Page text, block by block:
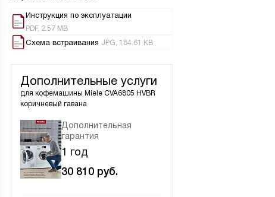
Инструкция по эксплуатации
PDF, 2.57 MB
Схема встраивания JPG, 184.61 KB
Дополнительные услуги
для кофемашины Miele CVA6805 HVBR
коричневый гавана
Дополнительная
гарантия
1 год
30 810 руб.